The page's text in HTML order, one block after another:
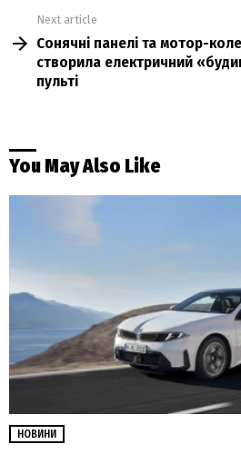
Next article
Сонячні панелі та мотор-
створила електричний
пульті
You May Also Like
НОВИНИ